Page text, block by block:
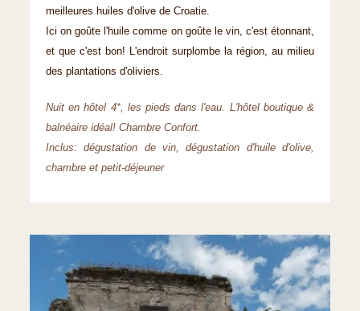
meilleures huiles d'olive de Croatie.
Ici on goûte l'huile comme on goûte le vin, c'est étonnant,
et que c'est bon! L'endroit surplombe la région, au milieu
des plantations d'oliviers.
Nuit en hôtel 4*, les pieds dans l'eau. L'hôtel boutique &
balnéaire idéal! Chambre Confort.
Inclus: dégustation de vin, dégustation d'huile d'olive,
chambre et petit-déjeuner